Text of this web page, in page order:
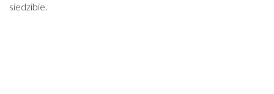
siedzibie.